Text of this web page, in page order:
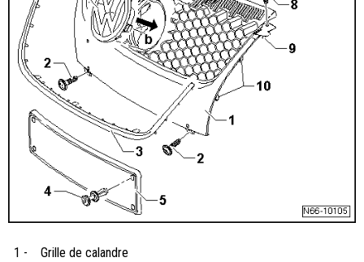
1 -
Grille de calandre